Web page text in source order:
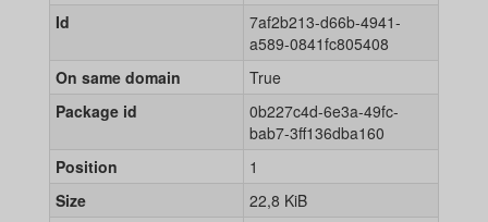
Id
7af2b213-d66b-4941-
a589-0841fc805408
On same domain
True
Package id
0b227c4d-6e3a-49fc-
bab7-3ff136dba160
Position
1
Size
22,8 KiB